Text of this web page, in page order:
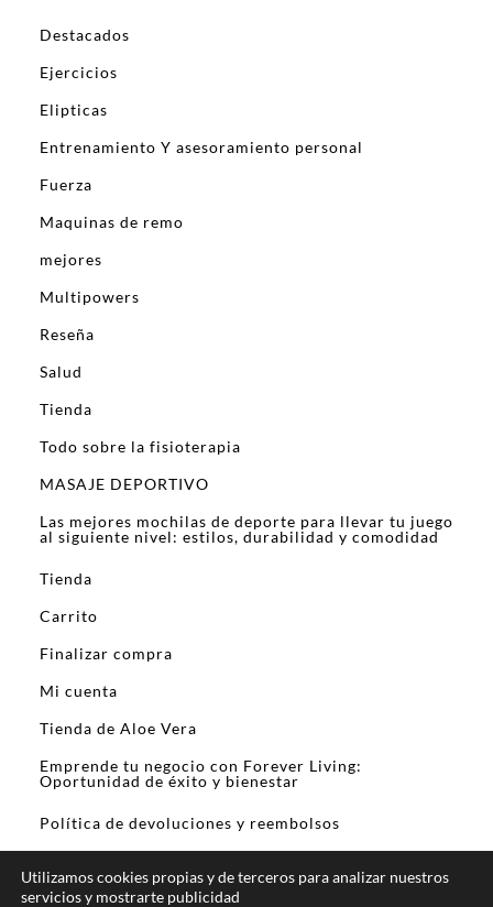
Destacados
Ejercicios
Elipticas
Entrenamiento Y asesoramiento personal
Fuerza
Maquinas de remo
mejores
Multipowers
Reseña
Salud
Tienda
Todo sobre la fisioterapia
MASAJE DEPORTIVO
Las mejores mochilas de deporte para llevar tu juego
al siguiente nivel: estilos, durabilidad y comodidad
Tienda
Carrito
Finalizar compra
Mi cuenta
Tienda de Aloe Vera
Emprende tu negocio con Forever Living:
Oportunidad de éxito y bienestar
Política de devoluciones y reembolsos
Utilizamos cookies propias y de terceros para analizar nuestros
servicios y mostrarte publicidad